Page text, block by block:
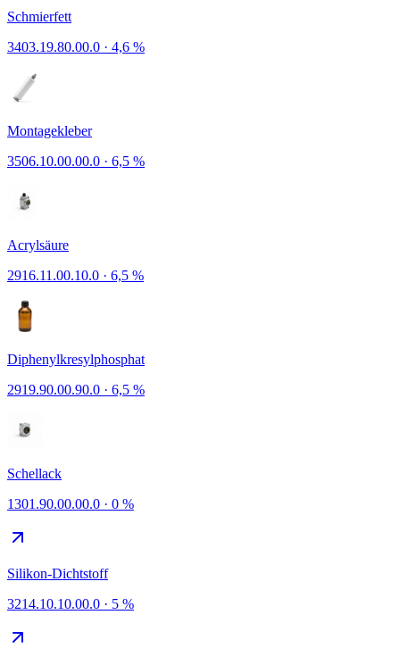
Schmierfett
3403.19.80.00.0 · 4,6 %
Montagekleber
3506.10.00.00.0 · 6,5 %
Acrylsäure
2916.11.00.10.0 · 6,5 %
Diphenylkresylphosphat
2919.90.00.90.0 · 6,5 %
Schellack
1301.90.00.00.0 · 0 %
Silikon-Dichtstoff
3214.10.10.00.0 · 5 %